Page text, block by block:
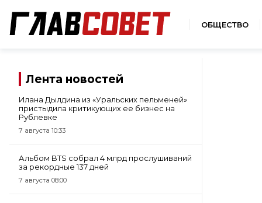
ОБЩЕСТВО
Лента новостей
Илана Дылдина из «Уральских пельменей»
пристыдила критикующих ее бизнес на
Рублевке
7 августа 10:33
Альбом BTS собрал 4 млрд прослушиваний
за рекордные 137 дней
7 августа 08:00